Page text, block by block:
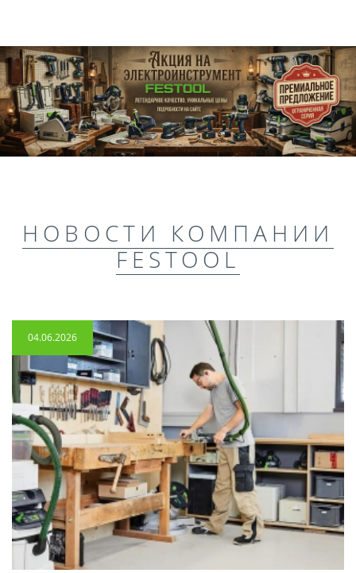
НОВОСТИ КОМПАНИИ
FESTOOL
04.06.2026